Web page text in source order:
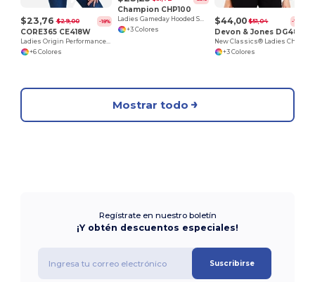
$23,76 $29,00 -18%
CORE365 CE418W
Ladies Origin Performance Pique Quarter-Zip
+6 Colores
Champion CHP100
Ladies Gameday Hooded Sweatshirt
+3 Colores
$44,00 $51,04 -14%
+3 Colores
Mostrar todo
Regístrate en nuestro boletín
¡Y obtén descuentos especiales!
Suscribirse